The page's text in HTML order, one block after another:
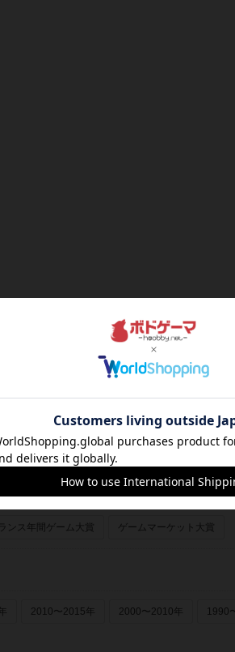
ンス年間ゲーム大賞 ゲームマーケット大賞
2010〜2015年 2000〜2010年 1990